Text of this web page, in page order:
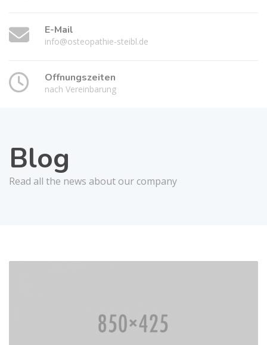
E-Mail
info@osteopathie-steibl.de
Öffnungszeiten
nach Vereinbarung
Blog
Read all the news about our company